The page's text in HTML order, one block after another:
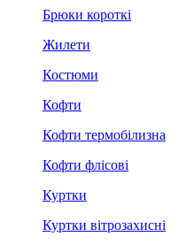
Брюки короткі
Жилети
Костюми
Кофти
Кофти термобілизна
Кофти флісові
Куртки
Куртки вітрозахисні